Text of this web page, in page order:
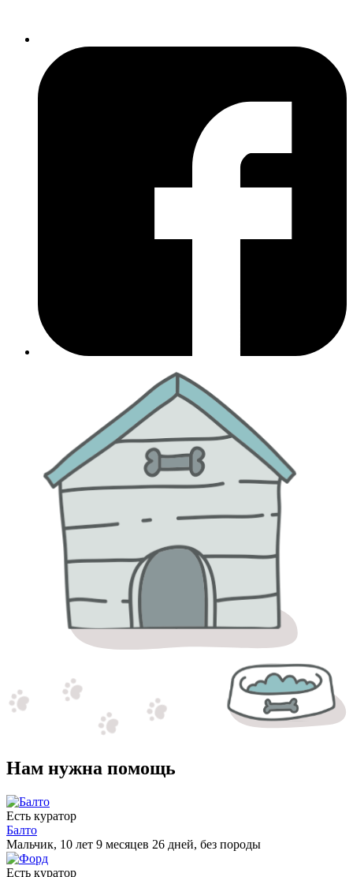
Нам нужна помощь
Есть куратор
Балто
Мальчик, 10 лет 9 месяцев 26 дней, без породы
Есть куратор